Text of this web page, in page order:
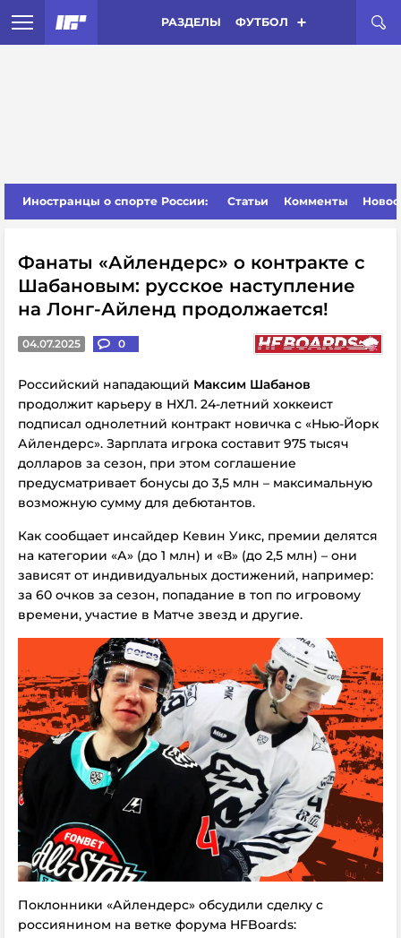
РАЗДЕЛЫ ФУТБОЛ
Иностранцы о спорте России: Статьи Комменты
Фанаты «Айлендерс» о контракте с
Шабановым: русское наступление
на Лонг-Айленд продолжается!
04.07.2025 0
Российский нападающий Максим Шабанов
продолжит карьеру в НХЛ. 24-летний хоккеист
подписал однолетний контракт новичка с «Нью-Йорк
Айлендерс». Зарплата игрока составит 975 тысяч
долларов за сезон, при этом соглашение
предусматривает бонусы до 3,5 млн – максимальную
возможную сумму для дебютантов.
Как сообщает инсайдер Кевин Уикс, премии делятся
на категории «А» (до 1 млн) и «В» (до 2,5 млн) – они
зависят от индивидуальных достижений, например:
за 60 очков за сезон, попадание в топ по игровому
времени, участие в Матче звезд и другие.
Поклонники «Айлендерс» обсудили сделку с
россиянином на ветке форума HFBoards: